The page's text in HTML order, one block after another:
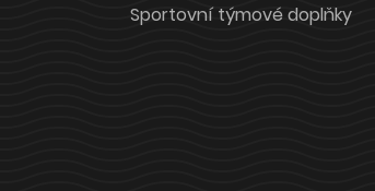
Sportovní týmové doplňky